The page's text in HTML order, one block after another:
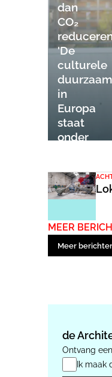
dan
CO₂
'De
culturele
in
Europa
staat
onder
MEER
Meer
de
Ontvang
Ik